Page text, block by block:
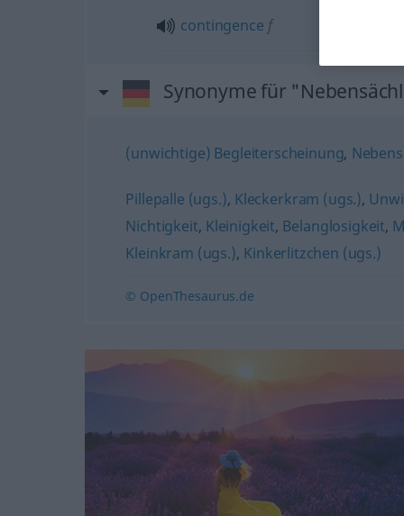
contingence f
Synonyme für
(unwichtige) Begleiterscheinung,
Pillepalle (ugs.), Kleckerkram (ugs.),
Nichtigkeit, Kleinigkeit, Belanglosigkeit,
Kleinkram (ugs.), Kinkerlitzchen (ugs.)
© OpenThesaurus.de